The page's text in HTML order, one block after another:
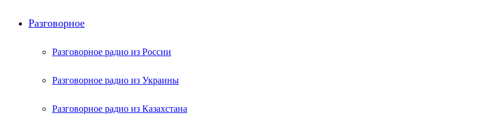
Разговорное
Разговорное радио из России
Разговорное радио из Украины
Разговорное радио из Казахстана